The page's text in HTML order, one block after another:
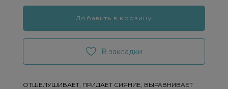
Добавить в корзину
В закладки
ОТШЕЛУШИВАЕТ, ПРИДАЕТ СИЯНИЕ, ВЫРАВНИВАЕТ